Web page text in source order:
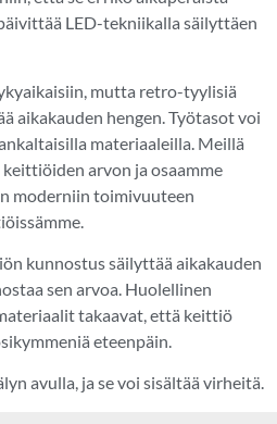
LED-tekniikalla säilyttäen
mutta retro-tyylisiä
aikakauden hengen. Työtasot voi
materiaaleilla. Meillä
arvon ja osaamme
moderniin toimivuuteen
kunnostus säilyttää aikakauden
sen arvoa. Huolellinen
takaavat, että keittiö
eteenpäin.
avulla, ja se voi sisältää virheitä.